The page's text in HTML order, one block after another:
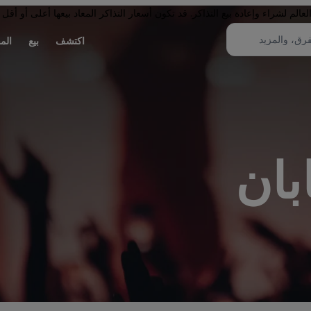
لشراء وإعادة بيع التذاكر. قد تكون أسعار التذاكر المعاد بيعها أعلى أو
اكتشف بيع